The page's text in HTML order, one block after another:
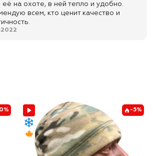
на охоте, в ней тепло и удобно.
всем, кто ценит качество и
-5%